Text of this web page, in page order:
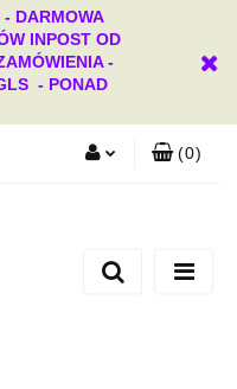
DARMOWA
INPOST OD
-
- PONAD
zgłoszenie
(0)